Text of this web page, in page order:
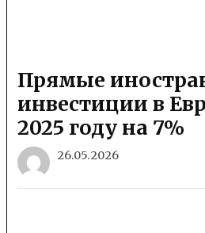
Прямые
инвестиции в
2025 году на 7%
26.05.2026